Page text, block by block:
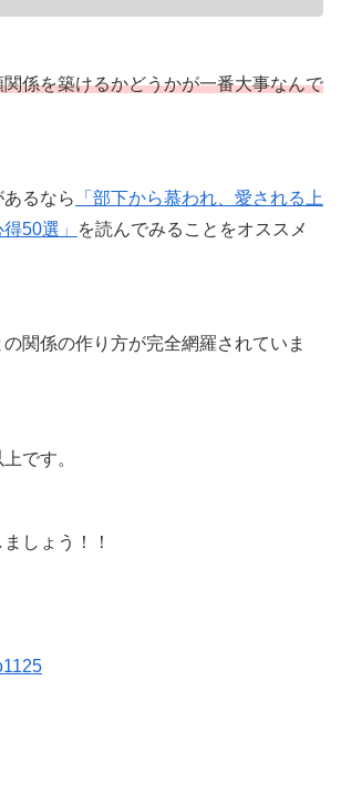
係を築けるかどうかが一番大事なんで
るなら
「部下から慕われ、愛される上
50選」
を読んでみることをオススメ
関係の作り方が完全網羅されていま
です。
しょう！！